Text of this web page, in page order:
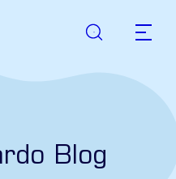
Suche
Blog